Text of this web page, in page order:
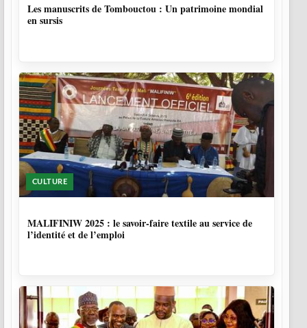
Les manuscrits de Tombouctou : Un patrimoine mondial
en sursis
CULTURE
MALIFINIW 2025 : le savoir-faire textile au service de
l’identité et de l’emploi